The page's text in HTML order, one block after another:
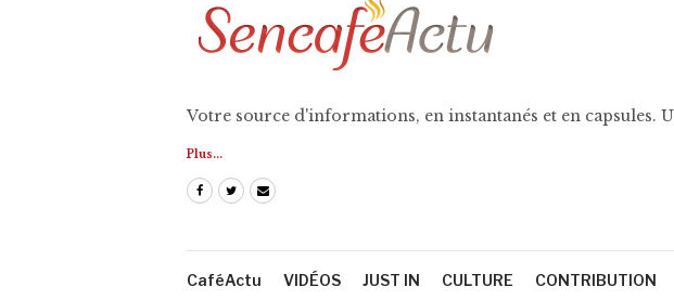
Votre source d'informations, en instantanés et en capsules.
Plus...
CaféActu VIDÉOS JUST IN CULTURE CONTRIBUTION